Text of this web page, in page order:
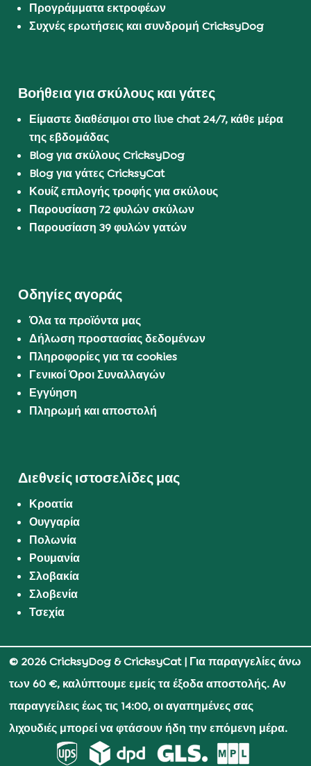
Προγράμματα εκτροφέων
Συχνές ερωτήσεις και συνδρομή CricksyDog
Βοήθεια για σκύλους και γάτες
Είμαστε διαθέσιμοι στο live chat 24/7, κάθε μέρα
της εβδομάδας
Blog για σκύλους CricksyDog
Blog για γάτες CricksyCat
Κουίζ επιλογής τροφής για σκύλους
Παρουσίαση 72 φυλών σκύλων
Παρουσίαση 39 φυλών γατών
Οδηγίες αγοράς
Όλα τα προϊόντα μας
Δήλωση προστασίας δεδομένων
Πληροφορίες για τα cookies
Γενικοί Όροι Συναλλαγών
Εγγύηση
Πληρωμή και αποστολή
Διεθνείς ιστοσελίδες μας
Κροατία
Ουγγαρία
Πολωνία
Ρουμανία
Σλοβακία
Σλοβενία
Τσεχία
© 2026 CricksyDog & CricksyCat| Για παραγγελίες άνω
των 60 €, καλύπτουμε εμείς τα έξοδα αποστολής. Αν
παραγγείλεις έως τις 14:00, οι αγαπημένες σας
λιχουδιές μπορεί να φτάσουν ήδη την επόμενη μέρα.